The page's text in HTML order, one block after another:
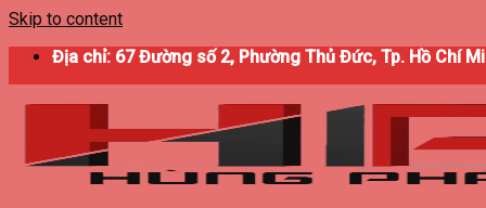
Skip to content
Địa chỉ: 67 Đường số 2, Phường Thủ Đức, Tp. Hồ Chí